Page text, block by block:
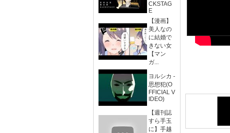
CKSTAG
E
【漫画】
美人なの
に結婚で
きない女
【マン
ガ...
ヨルシカ -
思想犯(O
FFICIAL V
IDEO)
【週刊誌
すら手玉
に】手越